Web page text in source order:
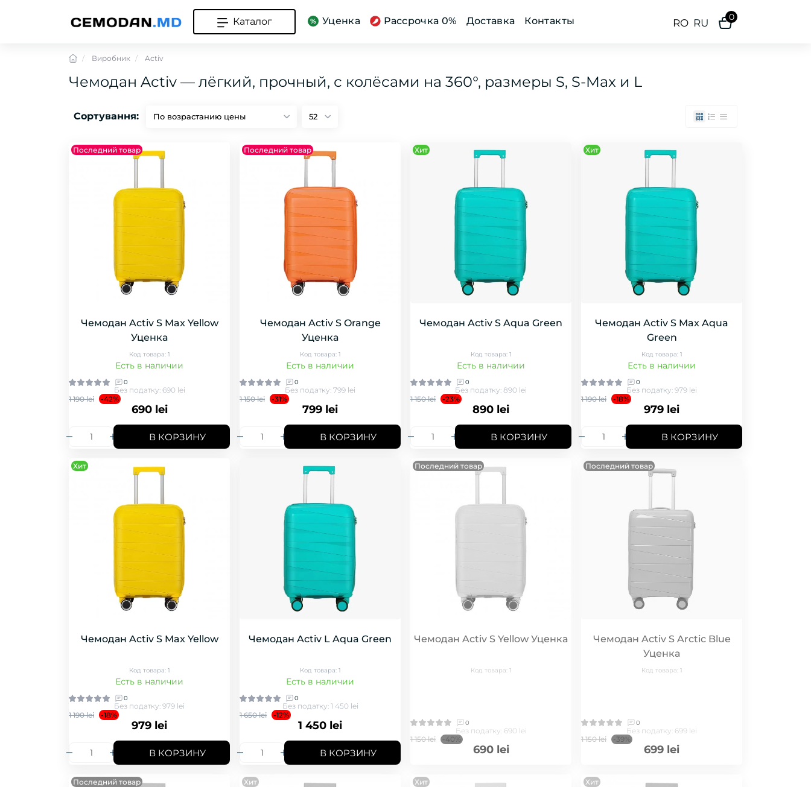
Каталог Уценка Рассрочка 0% Доставка Контакты RO RU 0
Виробник Activ
Чемодан Activ — лёгкий, прочный, с колёсами на 360°, размеры S, S-Max и L
Сортування:
Последний товар
Чемодан Activ S Max Yellow
Уценка
Код товара: 1
Есть в наличии
0
Без податку: 690 lei
1 190 lei
-42%
690 lei
В КОРЗИНУ
Последний товар
Чемодан Activ S Orange
Уценка
Код товара: 1
Есть в наличии
0
Без податку: 799 lei
1 150 lei
-31%
799 lei
В КОРЗИНУ
Хит
Чемодан Activ S Aqua Green
Код товара: 1
Есть в наличии
0
Без податку: 890 lei
1 150 lei
-23%
890 lei
В КОРЗИНУ
Хит
Чемодан Activ S Max Aqua
Green
Код товара: 1
Есть в наличии
0
Без податку: 979 lei
1 190 lei
-18%
979 lei
В КОРЗИНУ
Хит
Чемодан Activ S Max Yellow
Код товара: 1
Есть в наличии
0
Без податку: 979 lei
1 190 lei
-18%
979 lei
В КОРЗИНУ
Чемодан Activ L Aqua Green
Код товара: 1
Есть в наличии
0
Без податку: 1 450 lei
1 650 lei
-12%
1 450 lei
В КОРЗИНУ
Последний товар
Чемодан Activ S Yellow Уценка
Код товара: 1
0
Без податку: 690 lei
1 150 lei
-40%
690 lei
Последний товар
Чемодан Activ S Arctic Blue
Уценка
Код товара: 1
0
Без податку: 699 lei
1 150 lei
-39%
699 lei
Последний товар Хит Хит Хит